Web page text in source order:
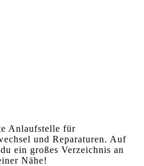
Anlaufstelle für
und Reparaturen. Auf
ein großes Verzeichnis an
Nähe!